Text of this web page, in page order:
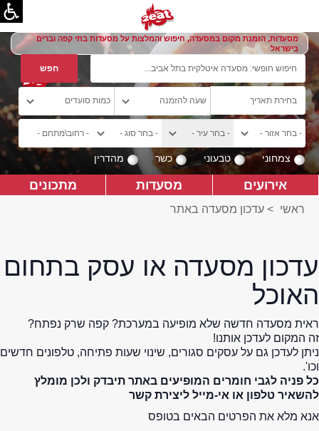
מסעדות, הזמנת מקום במסעדה, חיפוש והמלצות על מסעדות בתי קפה וברים
בישראל
צמחוני טבעוני כשר מהדרין
אירועים מסעדות מתכונים
ראשי > עדכון מסעדה באתר
עדכון מסעדה או עסק בתחום
האוכל
ראית מסעדה חדשה שלא מופיעה במערכת? קפה שרק נפתח?
זה המקום לעדכן אותנו!
ניתן לעדכן גם על עסקים סגורים, שינוי שעות פתיחה, טלפונים חדשים
וכו'.
כל פניה לגבי חומרים המופיעים באתר תיבדק ולכן מומלץ
להשאיר טלפון או אי-מייל ליצירת קשר
אנא מלא את הפרטים הבאים בטופס